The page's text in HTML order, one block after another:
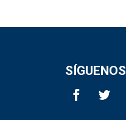
SÍGUENOS